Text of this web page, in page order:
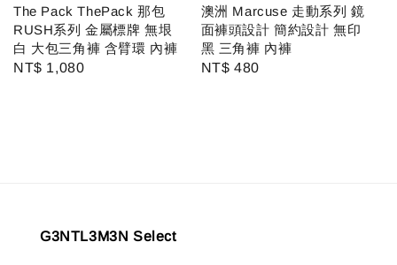
The Pack ThePack 那包
RUSH系列 金屬標牌 無垠
白 大包三角褲 含臂環 內褲
Regular
NT$ 1,080
澳洲 Marcuse 走動系列 鏡
面褲頭設計 簡約設計 無印
黑 三角褲 內褲
Regular
NT$ 480
G3NTL3M3N Select